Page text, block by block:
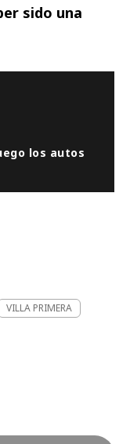
sido una
los autos
VILLA PRIMERA